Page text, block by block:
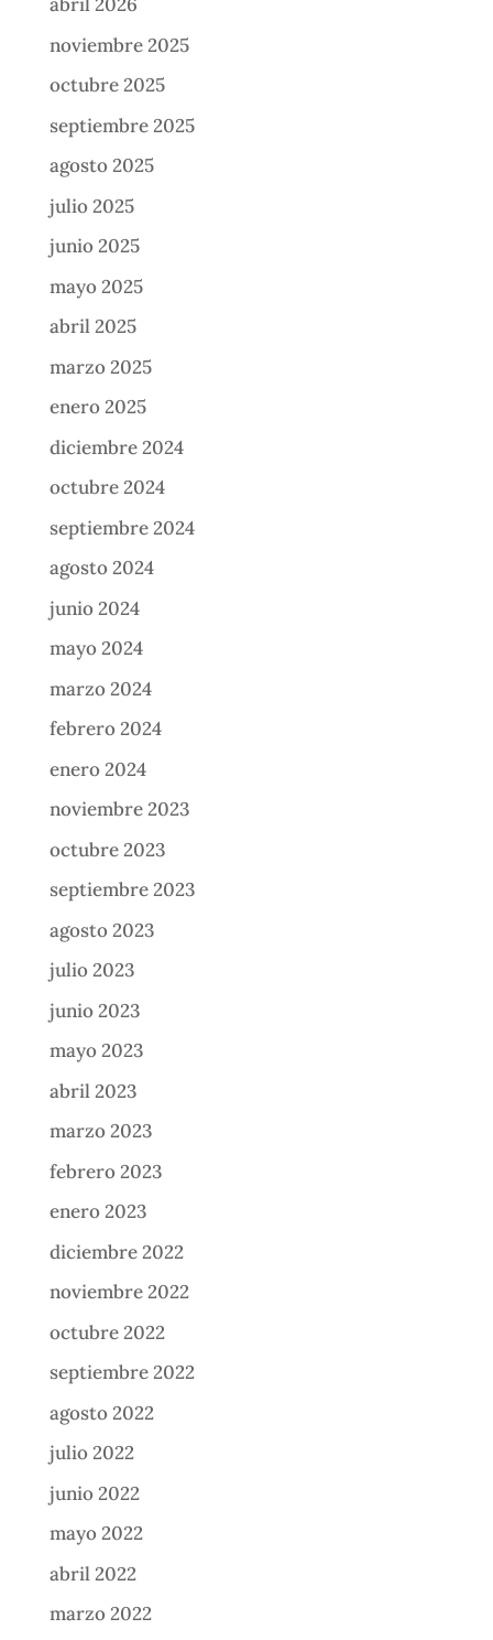
noviembre 2025
octubre 2025
septiembre 2025
agosto 2025
julio 2025
junio 2025
mayo 2025
abril 2025
marzo 2025
enero 2025
diciembre 2024
octubre 2024
septiembre 2024
agosto 2024
junio 2024
mayo 2024
marzo 2024
febrero 2024
enero 2024
noviembre 2023
octubre 2023
septiembre 2023
agosto 2023
julio 2023
junio 2023
mayo 2023
abril 2023
marzo 2023
febrero 2023
enero 2023
diciembre 2022
noviembre 2022
octubre 2022
septiembre 2022
agosto 2022
julio 2022
junio 2022
mayo 2022
abril 2022
marzo 2022